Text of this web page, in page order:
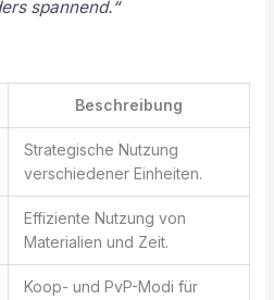
spannend.“
Beschreibung
Strategische Nutzung
verschiedener Einheiten.
Effiziente Nutzung von
Materialien und Zeit.
Koop- und PvP-Modi für